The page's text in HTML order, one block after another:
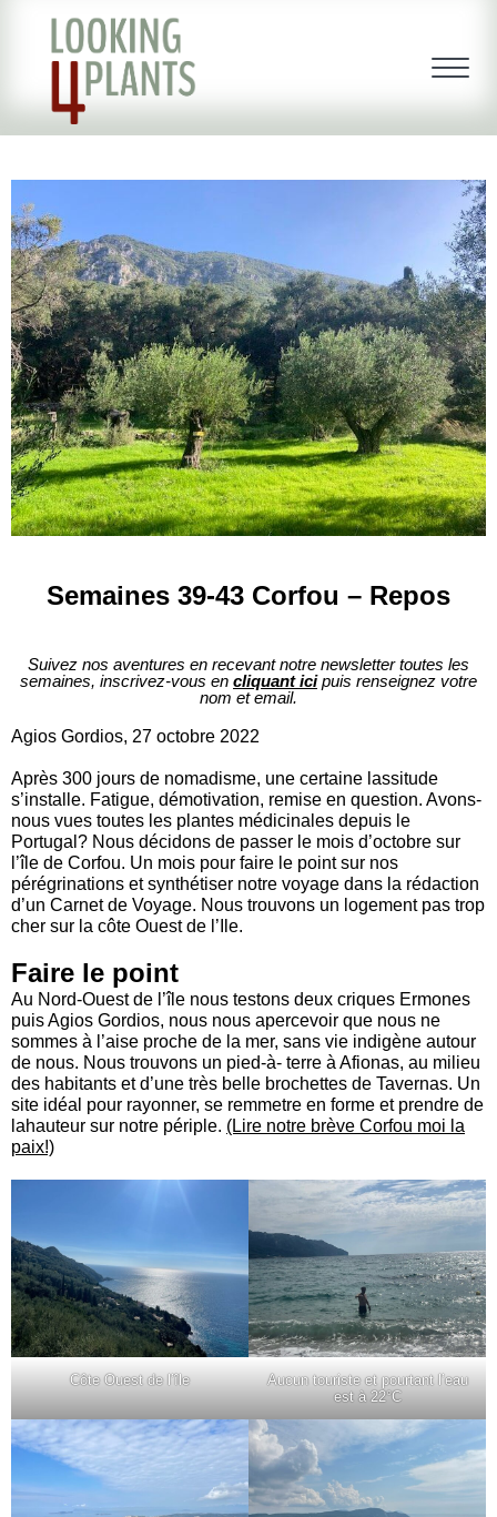
Semaines 39-43 Corfou – Repos
Suivez nos aventures en recevant notre newsletter toutes les
semaines, inscrivez-vous en cliquant icipuis renseignez votre
nom et email.
Agios Gordios, 27 octobre 2022
Après 300 jours de nomadisme, une certaine lassitude
s’installe. Fatigue, démotivation, remise en question. Avons-
nous vues toutes les plantes médicinales depuis le
Portugal? Nous décidons de passer le mois d’octobre sur
l’île de Corfou. Un mois pour faire le point sur nos
pérégrinations et synthétiser notre voyage dans la rédaction
d’un Carnet de Voyage. Nous trouvons un logement pas trop
cher sur la côte Ouest de l’Ile.
Faire le point
Au Nord-Ouest de l’île nous testons deux criques Ermones
puis Agios Gordios, nous nous apercevoir que nous ne
sommes à l’aise proche de la mer, sans vie indigène autour
de nous. Nous trouvons un pied-à- terre à Afionas, au milieu
des habitants et d’une très belle brochettes de Tavernas. Un
site idéal pour rayonner, se remmetre en forme et prendre de
lahauteur sur notre périple. (Lire notre brève Corfou moi la
paix!)
Côte Ouest de l’île
Aucun touriste et pourtant l’eau
est à 22°C